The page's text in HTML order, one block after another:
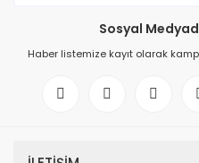
Sosyal
Haber listemize kayıt olarak